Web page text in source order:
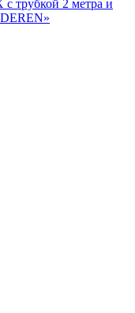
трубкой 2 метра и